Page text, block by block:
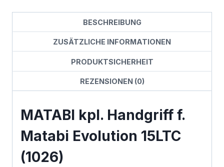
BESCHREIBUNG
ZUSÄTZLICHE INFORMATIONEN
PRODUKTSICHERHEIT
REZENSIONEN (0)
MATABI kpl. Handgriff f.
Matabi Evolution 15LTC
(1026)